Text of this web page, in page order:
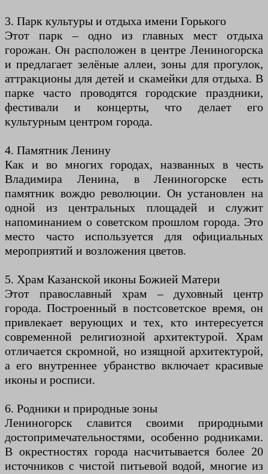
3. Парк культуры и отдыха имени Горького
Этот парк – одно из главных мест отдыха
горожан. Он расположен в центре Лениногорска
и предлагает зелёные аллеи, зоны для прогулок,
аттракционы для детей и скамейки для отдыха. В
парке часто проводятся городские праздники,
фестивали и концерты, что делает его
культурным центром города.
4. Памятник Ленину
Как и во многих городах, названных в честь
Владимира Ленина, в Лениногорске есть
памятник вождю революции. Он установлен на
одной из центральных площадей и служит
напоминанием о советском прошлом города. Это
место часто используется для официальных
мероприятий и возложения цветов.
5. Храм Казанской иконы Божией Матери
Этот православный храм – духовный центр
города. Построенный в постсоветское время, он
привлекает верующих и тех, кто интересуется
современной религиозной архитектурой. Храм
отличается скромной, но изящной архитектурой,
а его внутреннее убранство включает красивые
иконы и росписи.
6. Родники и природные зоны
Лениногорск славится своими природными
достопримечательностями, особенно родниками.
В окрестностях города насчитывается более 20
источников с чистой питьевой водой, многие из